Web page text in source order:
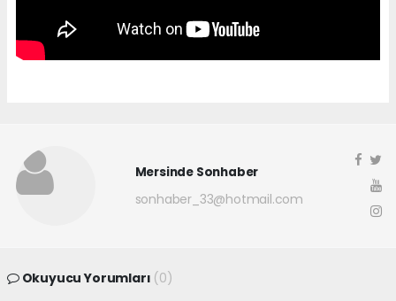
Mersinde Sonhaber
sonhaber_33@hotmail.com
Okuyucu Yorumları (0)